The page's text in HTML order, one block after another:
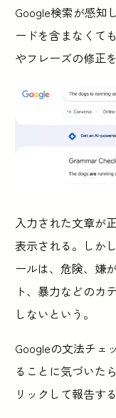
Google検索が感知
ードを含まなくて
やフレーズの修正
入力された文章が
表示される。しか
ールは、危険、嫌
ト、暴力などのカ
しないという。
Googleの文法チェ
ることに気づいた
リックして報告す